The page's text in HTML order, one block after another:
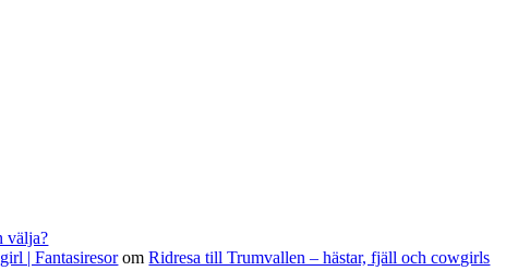
välja?
| FantasiresoromRidresa till Trumvallen – hästar, fjäll och cowgirls